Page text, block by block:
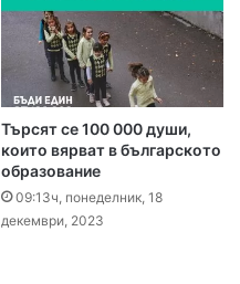
Търсят се 100 000 души,
които вярват в българското
образование
09:13ч, понеделник, 18
декември, 2023